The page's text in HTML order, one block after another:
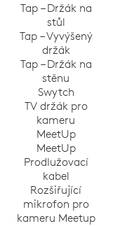
Tap – Držák na
stůl
Tap – Vyvýšený
držák
Tap – Držák na
stěnu
Swytch
TV držák pro
kameru
MeetUp
MeetUp
Prodlužovací
kabel
Rozšiřující
mikrofon pro
kameru Meetup